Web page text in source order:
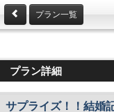
プラン一覧
プラン詳細
サプライズ！！結婚